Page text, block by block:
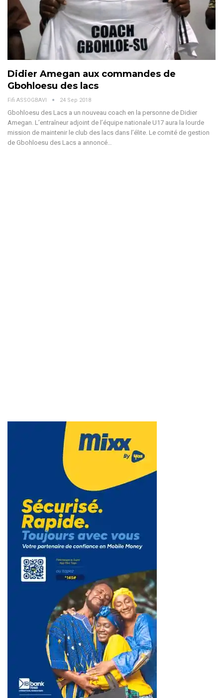
Didier Amegan aux commandes de
Gbohloesu des lacs
Fifi ASSOGBAVI 24 Sep 2018
Gbohloesu des Lacs a un nouveau coach en la personne de Didier
Amegan. L’entraîneur adjoint de l’équipe nationale U17 aura la lourde
mission de maintenir le club des lacs dans l’élite. Le comité de gestion
de Gbohloesu des Lacs a annoncé…